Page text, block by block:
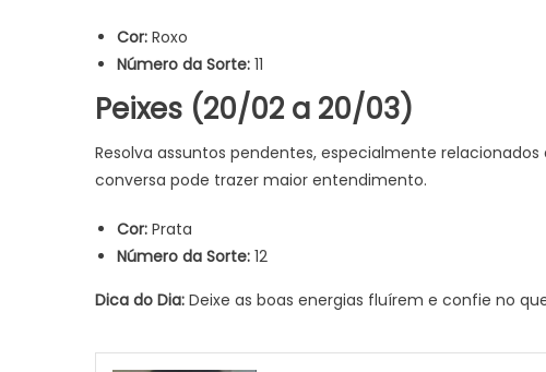
Cor: Roxo
Número da Sorte: 11
Peixes (20/02 a 20/03)
Resolva assuntos pendentes, especialmente
conversa pode trazer maior entendimento.
Cor: Prata
Número da Sorte: 12
Dica do Dia: Deixe as boas energias fluírem e confie no